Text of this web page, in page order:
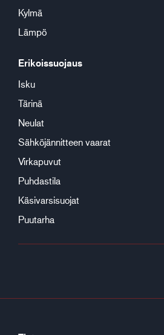
Kylmä
Lämpö
Erikoissuojaus
Isku
Tärinä
Neulat
Sähköjännitteen vaarat
Virkapuvut
Puhdastila
Käsivarsisuojat
Puutarha